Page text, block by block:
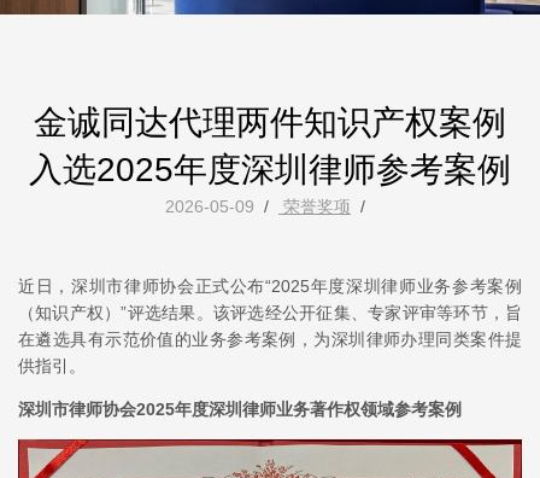
金诚同达代理两件知识产权案例
入选2025年度深圳律师参考案例
2026-05-09 / 荣誉奖项 /
近日，深圳市律师协会正式公布“2025年度深圳律师业务参考案例
（知识产权）”评选结果。该评选经公开征集、专家评审等环节，旨
在遴选具有示范价值的业务参考案例，为深圳律师办理同类案件提
供指引。
深圳市律师协会2025年度深圳律师业务著作权领域参考案例